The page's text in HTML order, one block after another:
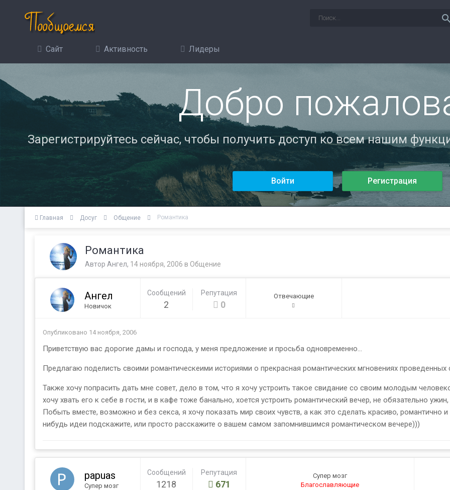
search
Сайт Активность Лидеры
Добро
Зарегистрируйтесь сейчас, чтобы получить доступ ко всем нашим
Войти Регистрация
Главная Досуг Общение Романтика
Романтика
Автор Ангел, 14 ноября, 2006 в Общение
Ангел
Новичок
Сообщений
2
Репутация
0
Отвечающие
Опубликовано 14 ноября, 2006
Приветствую вас дорогие дамы и господа, у меня предложение и просьба одновременно...
Предлагаю поделисть своими романтическеими историями о прекрасная романтических мгновениях
Также хочу попрасить дать мне совет, дело в том, что я хочу устроить такое свидание со своим молодым
хочу хвать его к себе в гости, и в кафе тоже банально, хоется устроить романтический вечер, не обязательно
Побыть вместе, возможно и без секса, я хочу показать мир своих чувств, а как это сделать красиво,
нибудь идеи подскажите, или просто расскажите о вашем самом запомнившимся романтическом вечере)))
papuas
Супер мозг
Сообщений
1218
Репутация
671
Супер мозг
Благославляющие